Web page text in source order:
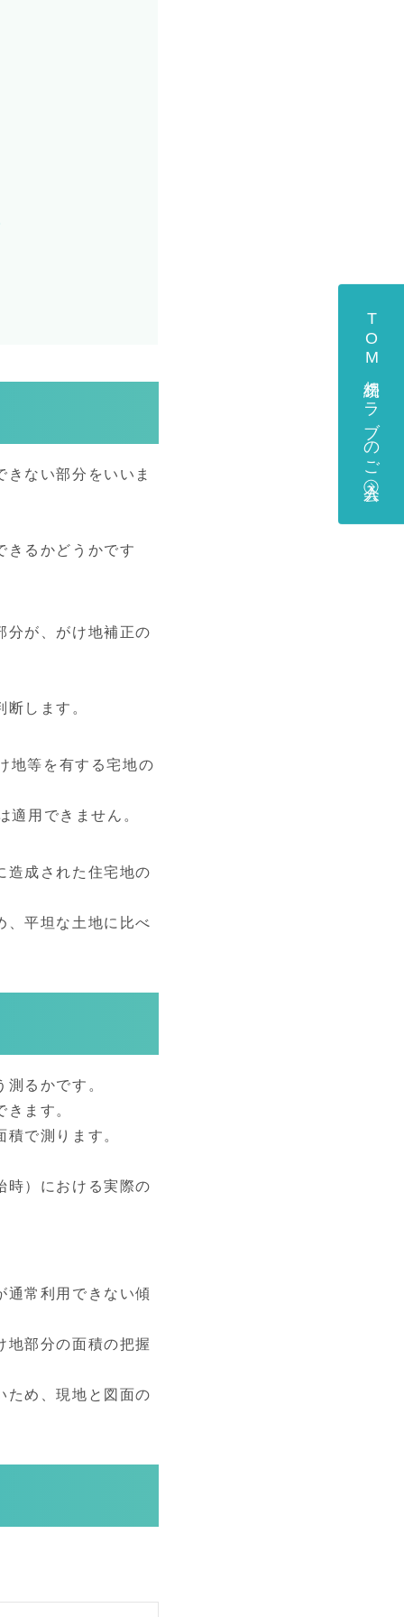
TOM相続クラブのご入会
ない部分をいいま
きるかどうかです
分が、がけ地補正の
します。
地等を有する宅地の
用できません。
造成された住宅地の
、平坦な土地に比べ
るかです。
ます。
で測ります。
時）における実際の
通常利用できない傾
地部分の面積の把握
ため、現地と図面の